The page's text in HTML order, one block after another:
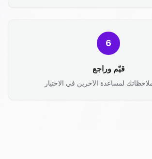
6
قيّم وراجع
لمساعدة الآخرين في الاختيار